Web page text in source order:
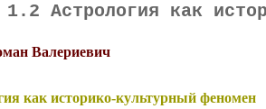
1.2 Астрология как
Валериевич
как историко-культурный феномен